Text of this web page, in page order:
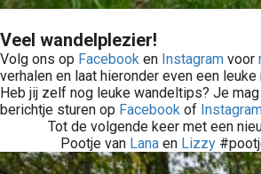
Veel wandelplezier!
Volg ons op Facebook en Instagram voor
verhalen en laat hieronder even een
Heb jij zelf nog leuke wandeltips? Je
berichtje sturen op Facebook of
Tot de volgende keer met een
Pootje van Lanaen Lizzy